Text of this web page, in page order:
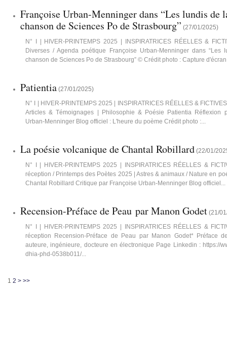
Françoise Urban-Menninger dans “Les lundis de
chanson de Sciences Po de Strasbourg” (27/01/2025)
N° I | HIVER-PRINTEMPS 2025 | INSPIRATRICES RÉELLES &
Diverses / Agenda poétique Françoise Urban-Menninger dans
chanson de Sciences Po de Strasbourg” © Crédit photo : Capture
Patientia (27/01/2025)
N° I | HIVER-PRINTEMPS 2025 | INSPIRATRICES RÉELLES &
Articles & Témoignages | Philosophie & Poésie Patientia Réflexion
Urban-Menninger Blog officiel : L'heure du poème Crédit photo :...
La poésie volcanique de Chantal Robillard (22/01/
N° I | HIVER-PRINTEMPS 2025 | INSPIRATRICES RÉELLES &
réception / Printemps des Poètes 2025 | Astres & animaux / Nature en
Chantal Robillard Critique par Françoise Urban-Menninger Blog officiel...
Recension-Préface de Peau par Manon Godet (21/
N° I | HIVER-PRINTEMPS 2025 | INSPIRATRICES RÉELLES &
réception Recension-Préface de Peau par Manon Godet* Préface
auteure, ingénieure, docteure en électronique Page Linkedin : https://
dhia-phd-0538b011/...
1 2 > >>